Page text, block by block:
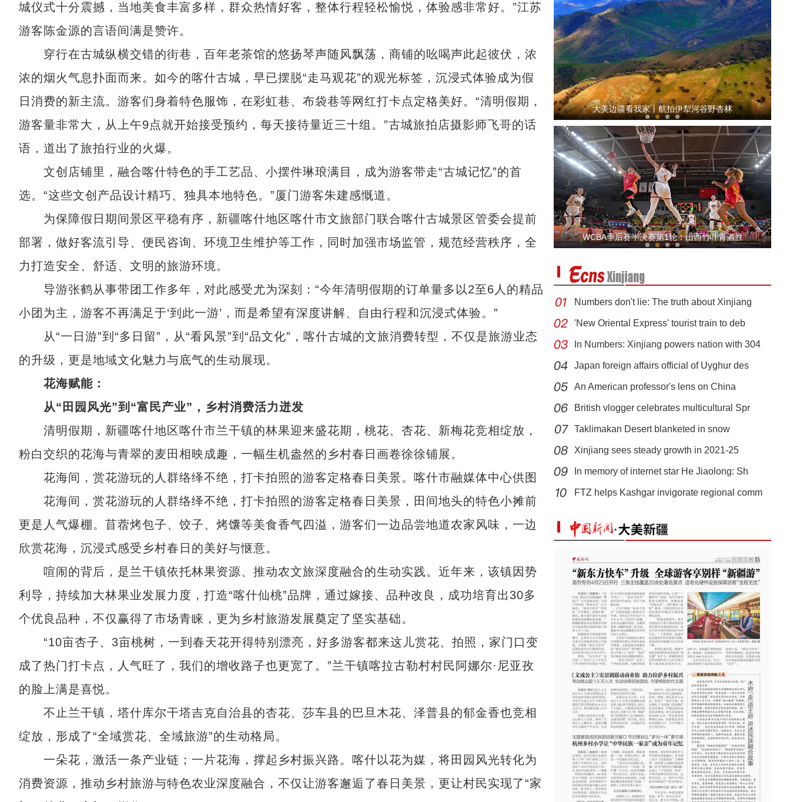
城仪式十分震撼，当地美食丰富多样，群众热情好客，整体行程轻松愉悦，体验感非常好。”江苏
游客陈金源的言语间满是赞许。
穿行在古城纵横交错的街巷，百年老茶馆的悠扬琴声随风飘荡，商铺的吆喝声此起彼伏，浓
浓的烟火气息扑面而来。如今的喀什古城，早已摆脱“走马观花”的观光标签，沉浸式体验成为假
日消费的新主流。游客们身着特色服饰，在彩虹巷、布袋巷等网红打卡点定格美好。“清明假期，
游客量非常大，从上午9点就开始接受预约，每天接待量近三十组。”古城旅拍店摄影师飞哥的话
语，道出了旅拍行业的火爆。
文创店铺里，融合喀什特色的手工艺品、小摆件琳琅满目，成为游客带走“古城记忆”的首
选。“这些文创产品设计精巧、独具本地特色。”厦门游客朱建感慨道。
为保障假日期间景区平稳有序，新疆喀什地区喀什市文旅部门联合喀什古城景区管委会提前
部署，做好客流引导、便民咨询、环境卫生维护等工作，同时加强市场监管，规范经营秩序，全
力打造安全、舒适、文明的旅游环境。
导游张鹤从事带团工作多年，对此感受尤为深刻：“今年清明假期的订单量多以2至6人的精品
小团为主，游客不再满足于‘到此一游’，而是希望有深度讲解、自由行程和沉浸式体验。”
从“一日游”到“多日留”，从“看风景”到“品文化”，喀什古城的文旅消费转型，不仅是旅游业态
的升级，更是地域文化魅力与底气的生动展现。
花海赋能：
从“田园风光”到“富民产业”，乡村消费活力迸发
清明假期，新疆喀什地区喀什市兰干镇的林果迎来盛花期，桃花、杏花、新梅花竞相绽放，
粉白交织的花海与青翠的麦田相映成趣，一幅生机盎然的乡村春日画卷徐徐铺展。
花海间，赏花游玩的人群络绎不绝，打卡拍照的游客定格春日美景。喀什市融媒体中心供图
花海间，赏花游玩的人群络绎不绝，打卡拍照的游客定格春日美景，田间地头的特色小摊前
更是人气爆棚。苜蓿烤包子、饺子、烤馕等美食香气四溢，游客们一边品尝地道农家风味，一边
欣赏花海，沉浸式感受乡村春日的美好与惬意。
喧闹的背后，是兰干镇依托林果资源、推动农文旅深度融合的生动实践。近年来，该镇因势
利导，持续加大林果业发展力度，打造“喀什仙桃”品牌，通过嫁接、品种改良，成功培育出30多
个优良品种，不仅赢得了市场青睐，更为乡村旅游发展奠定了坚实基础。
“10亩杏子、3亩桃树，一到春天花开得特别漂亮，好多游客都来这儿赏花、拍照，家门口变
成了热门打卡点，人气旺了，我们的增收路子也更宽了。”兰干镇喀拉古勒村村民阿娜尔·尼亚孜
的脸上满是喜悦。
不止兰干镇，塔什库尔干塔吉克自治县的杏花、莎车县的巴旦木花、泽普县的郁金香也竞相
绽放，形成了“全域赏花、全域旅游”的生动格局。
一朵花，激活一条产业链；一片花海，撑起乡村振兴路。喀什以花为媒，将田园风光转化为
消费资源，推动乡村旅游与特色农业深度融合，不仅让游客邂逅了春日美景，更让村民实现了“家
大美边疆看我家丨航拍伊犁河谷野杏林
新疆伊犁：清明假期旅游市场迎“小高峰”
大美边疆看我家 | 艾兰盐湖：地处戈壁深处的“大漠银海”
WCBA季后赛半决赛第1轮：山西竹叶青酒胜
Numbers don't lie: The truth about Xinjiang
'New Oriental Express' tourist train to deb
In Numbers: Xinjiang powers nation with 304
Japan foreign affairs official of Uyghur des
An American professor's lens on China
British vlogger celebrates multicultural Spr
Taklimakan Desert blanketed in snow
Xinjiang sees steady growth in 2021-25
In memory of internet star He Jiaolong: Sh
FTZ helps Kashgar invigorate regional comm